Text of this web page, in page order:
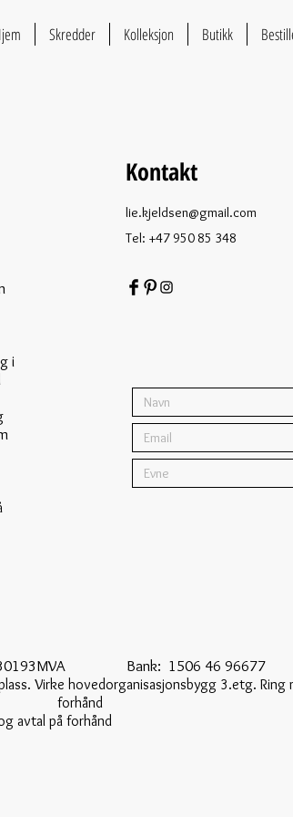
Skredder Kolleksjon Butikk
i
Kontakt
lie.kjeldsen@gmail.com
Tel: +47 950 85 348
Bank: 1506 46 96677
Virke hovedorganisasjonsbygg 3.etg. Ring
forhånd
11, 3060 Svelvik ,